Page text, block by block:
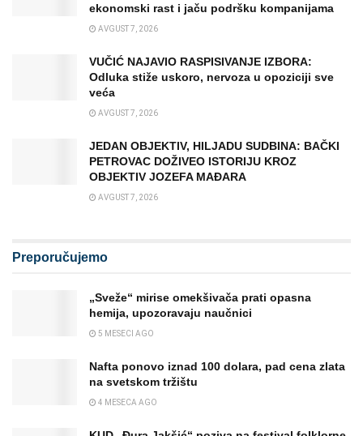
ekonomski rast i jaču podršku kompanijama
AVGUST 7, 2026
VUČIĆ NAJAVIO RASPISIVANJE IZBORA:
Odluka stiže uskoro, nervoza u opoziciji sve
veća
AVGUST 7, 2026
JEDAN OBJEKTIV, HILJADU SUDBINA: BAČKI
PETROVAC DOŽIVEO ISTORIJU KROZ
OBJEKTIV JOZEFA MAĐARA
AVGUST 7, 2026
Preporučujemo
„Sveže“ mirise omekšivača prati opasna
hemija, upozoravaju naučnici
5 MESECI AGO
Nafta ponovo iznad 100 dolara, pad cena zlata
na svetskom tržištu
4 MESECA AGO